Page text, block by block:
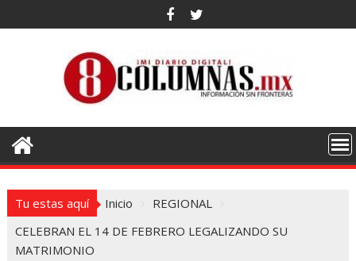
al
Tu estas aquí Inicio
REGIONAL
CELEBRAN EL 14 DE FEBRERO LEGALIZANDO SU
MATRIMONIO